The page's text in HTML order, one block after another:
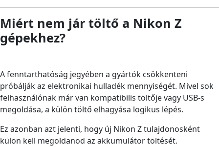
Miért nem jár töltő a Nikon Z
gépekhez?
A fenntarthatóság jegyében a gyártók csökkenteni
próbálják az elektronikai hulladék mennyiségét. Mivel sok
felhasználónak már van kompatibilis töltője vagy USB-s
megoldása, a külön töltő elhagyása logikus lépés.
Ez azonban azt jelenti, hogy új Nikon Z tulajdonosként
külön kell megoldanod az akkumulátor töltését.